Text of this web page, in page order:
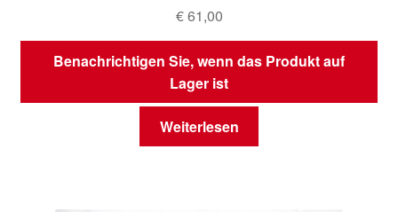
€61,00
Benachrichtigen Sie, wenn das Produkt auf
Lager ist
Weiterlesen